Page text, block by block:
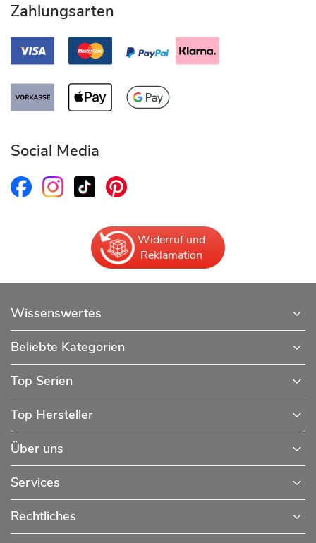
Zahlungsarten
Social Media
Widerruf und
Reklamation
Wissenswertes
Beliebte Kategorien
Top Serien
Top Hersteller
Über uns
Services
Rechtliches